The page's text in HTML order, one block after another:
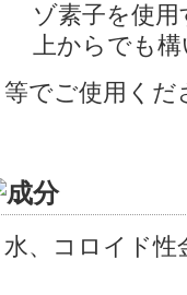
ゾ素子を使
上からでも
等でご使用くだ
水、コロイド性